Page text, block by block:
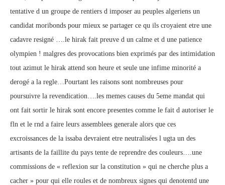
tentative d un groupe de rentiers d imposer au peuples algeriens un
candidat moribonds pour mieux se partager ce qu ils croyaient etre une
cadavre resigné ….le hirak fait preuve d un calme et d une patience
olympien ! malgres des provocations bien exprimés par des intimidation
tout azimut le hirak attend son heure et seule une infime minorité a
derogé a la regle…Pourtant les raisons sont nombreuses pour
poursuivre la revendication….les memes causes du 5eme mandat qui
ont fait sortir le hirak sont encore presentes comme le fait d autoriser le
fln et le rnd a faire leurs assemblees generale alors que ces
excroissances de la issaba devraient etre neutralisées l ugta un des
artisants de la faillite du pays tente de reprendre des couleurs….une
commissions de « reflexion sur la constitution » qui ne cherche plus a
cacher » pour qui elle roules et de nombreux signes qui denotentd une